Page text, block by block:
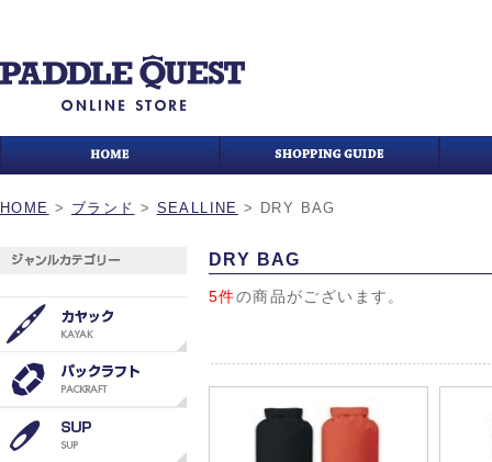
HOME > ブランド > SEALLINE > DRY BAG
DRY BAG
5件の商品がございます。